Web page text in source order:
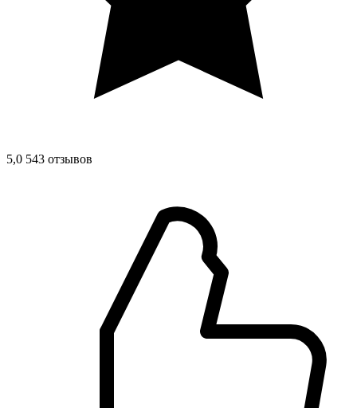
5,0 543 отзывов